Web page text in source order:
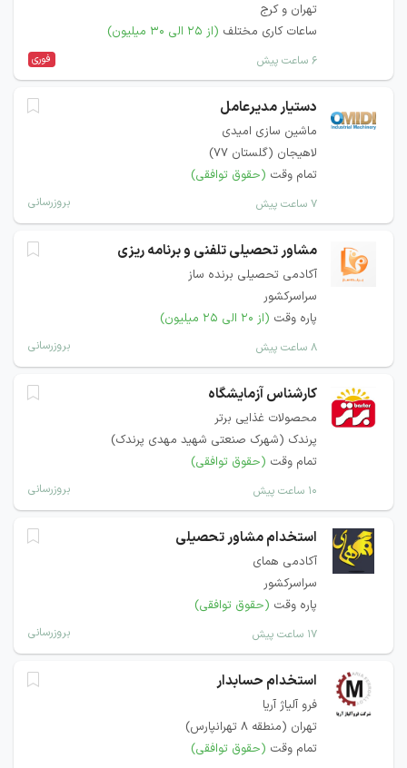
تهران و کرج
ساعات کاری مختلف (از ۲۵ الی ۳۰ میلیون)
۶ ساعت پیش فوری
دستیار مدیرعامل
ماشین سازی امیدی
لاهیجان (گلستان 77)
تمام وقت (حقوق توافقی)
۷ ساعت پیش بروزرسانی
مشاور تحصیلی تلفنی و برنامه ریزی
آکادمی تحصیلی برنده ساز
سراسرکشور
پاره وقت (از ۲۰ الی ۲۵ میلیون)
۸ ساعت پیش بروزرسانی
کارشناس آزمایشگاه
محصولات غذایی برتر
پرندک (شهرک صنعتی شهید مهدی پرندک)
تمام وقت (حقوق توافقی)
۱۰ ساعت پیش بروزرسانی
استخدام مشاور تحصیلی
آکادمی همای
سراسرکشور
پاره وقت (حقوق توافقی)
۱۷ ساعت پیش بروزرسانی
استخدام حسابدار
فرو آلیاژ آریا
تهران (منطقه ۸ تهرانپارس)
تمام وقت (حقوق توافقی)